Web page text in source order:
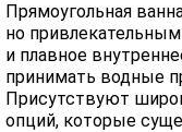
Прямоугольная
но
и плавное
принимать водные
Присутствуют
опций, которые